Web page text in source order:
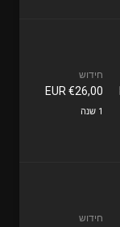
חידוש
€26,00 EUR
1 שנה
חידוש